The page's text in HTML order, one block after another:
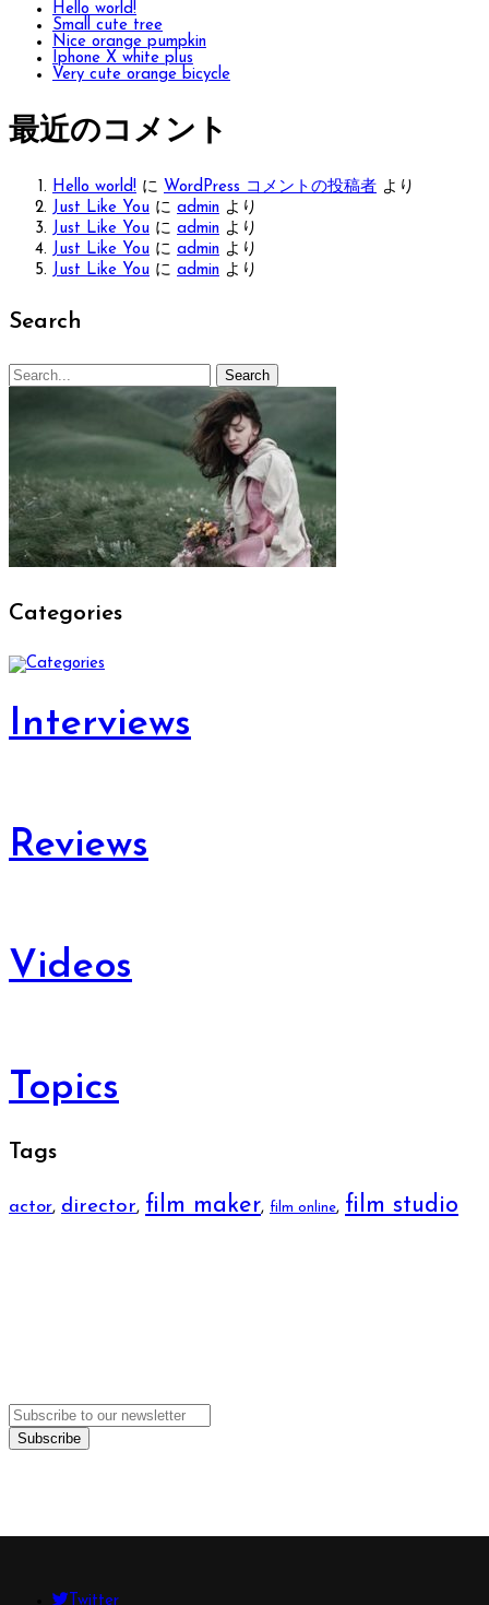
Hello world!
Small cute tree
Nice orange pumpkin
Iphone X white plus
Very cute orange bicycle
最近のコメント
Hello world! に WordPress コメントの投稿者 より
Just Like You に admin より
Just Like You に admin より
Just Like You に admin より
Just Like You に admin より
Search
Search
for:
Search
Categories
Interviews
Reviews
Videos
Topics
Tags
actor, director, film maker, film online, film studio
Twitter